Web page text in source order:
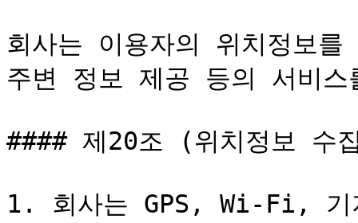
회사는 이용자의 위치정보
주변 정보 제공 등의 서비스
#### 제20조 (위치정보 수
1. 회사는 GPS, Wi-Fi, 기